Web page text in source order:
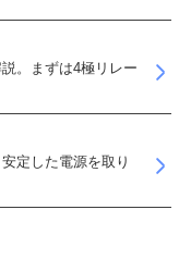
。まずは4極リレー
定した電源を取り